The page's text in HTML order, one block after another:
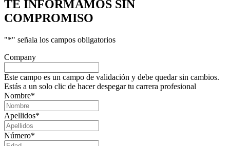
TE INFORMAMOS SIN
COMPROMISO
"*" señala los campos obligatorios
Company
Este campo es un campo de validación y debe quedar sin cambios.
Estás a un solo clic de hacer despegar tu carrera profesional
Nombre*
Apellidos*
Número*